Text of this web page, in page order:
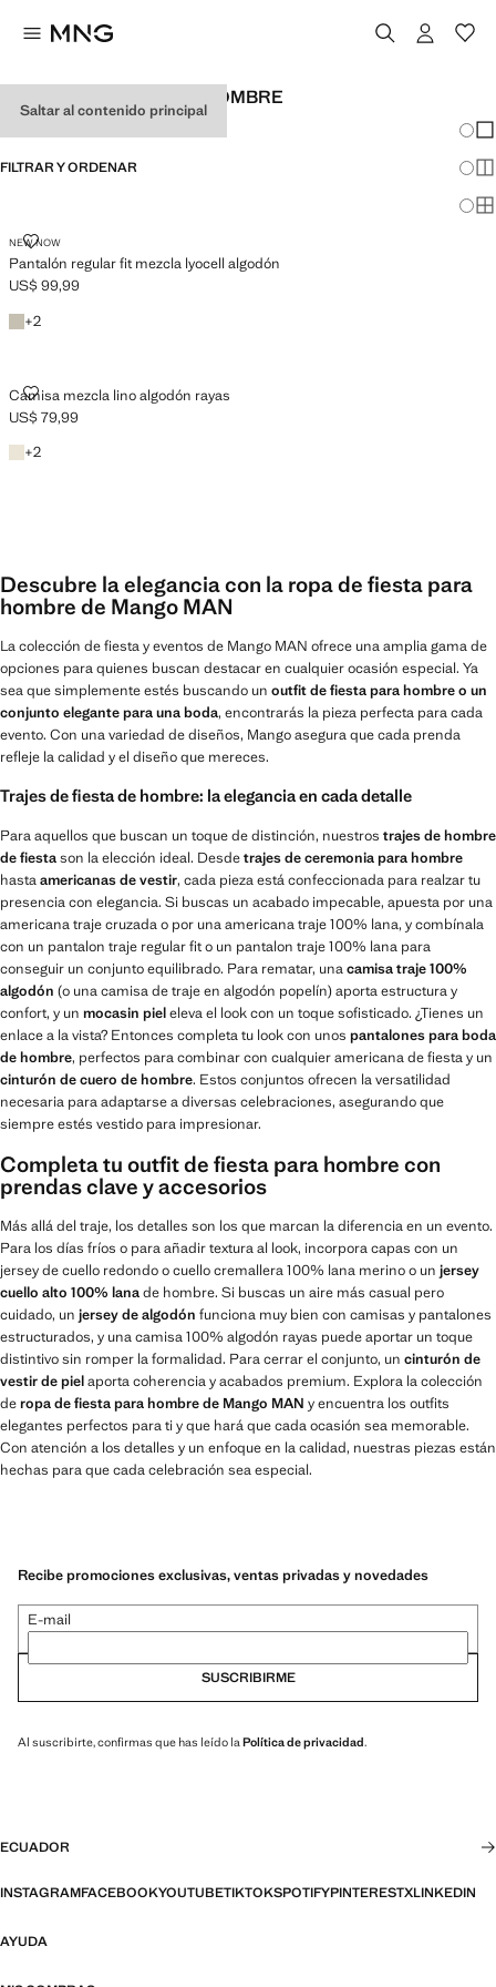
Saltar al contenido principal
ROPA DE FIESTA PARA HOMBRE
FILTRAR Y ORDENAR
NEW NOW
Pantalón regular fit mezcla lyocell algodón
PANTALÓN REGULAR FIT MEZCLA LYOCELL ALGODÓN
Precio actual [US$ 99,99 ]
US$ 99,99
Gris hielo
+2
+1 colores
Camisa mezcla lino algodón rayas
CAMISA MEZCLA LINO ALGODÓN RAYAS
Precio actual [US$ 79,99 ]
US$ 79,99
Naranja
+2
+1 colores
Descubre la elegancia con la ropa de fiesta para
hombre de Mango MAN
La colección de fiesta y eventos de Mango MAN ofrece una amplia gama de
opciones para quienes buscan destacar en cualquier ocasión especial. Ya
sea que simplemente estés buscando un outfit de fiesta para hombre o un
conjunto elegante para una boda, encontrarás la pieza perfecta para cada
evento. Con una variedad de diseños, Mango asegura que cada prenda
refleje la calidad y el diseño que mereces.
Trajes de fiesta de hombre: la elegancia en cada detalle
Para aquellos que buscan un toque de distinción, nuestros trajes de hombre
de fiestason la elección ideal. Desdetrajes de ceremonia para hombre
hastaamericanas de vestir, cada pieza está confeccionada para realzar tu
presencia con elegancia. Si buscas un acabado impecable, apuesta por una
americana traje cruzada o por una americana traje 100% lana, y combínala
con un pantalon traje regular fit o un pantalon traje 100% lana para
conseguir un conjunto equilibrado. Para rematar, unacamisa traje 100%
algodón (o una camisa de traje en algodón popelín) aporta estructura y
confort, y un mocasin pieleleva el look con un toque sofisticado. ¿Tienes un
enlace a la vista? Entonces completa tu look con unos pantalones para boda
de hombre, perfectos para combinar con cualquier americana de fiesta y un
cinturón de cuero de hombre. Estos conjuntos ofrecen la versatilidad
necesaria para adaptarse a diversas celebraciones, asegurando que
siempre estés vestido para impresionar.
Completa tu outfit de fiesta para hombre con
prendas clave y accesorios
Más allá del traje, los detalles son los que marcan la diferencia en un evento.
Para los días fríos o para añadir textura al look, incorpora capas con un
jersey de cuello redondo o cuello cremallera 100% lana merino o un jersey
cuello alto 100% lanade hombre. Si buscas un aire más casual pero
cuidado, un jersey de algodón funciona muy bien con camisas y pantalones
estructurados, y una camisa 100% algodón rayas puede aportar un toque
distintivo sin romper la formalidad. Para cerrar el conjunto, un cinturón de
vestir de pielaporta coherencia y acabados premium. Explora la colección
deropa de fiesta para hombre de Mango MAN y encuentra los outfits
elegantes perfectos para ti y que hará que cada ocasión sea memorable.
Con atención a los detalles y un enfoque en la calidad, nuestras piezas están
hechas para que cada celebración sea especial.
Recibe promociones exclusivas, ventas privadas y novedades
E-mail
SUSCRIBIRME
Al suscribirte, confirmas que has leído la Política de privacidad.
ECUADOR
INSTAGRAMFACEBOOKYOUTUBETIKTOKSPOTIFYPINTERESTXLINKEDIN
AYUDA